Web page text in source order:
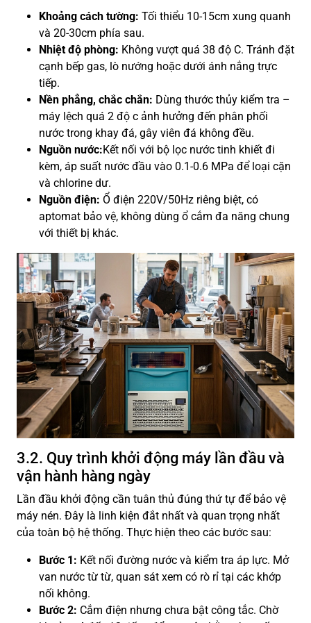
Khoảng cách tường: Tối thiểu 10-15cm xung quanh
và 20-30cm phía sau.
Nhiệt độ phòng: Không vượt quá 38 độ C. Tránh đặt
cạnh bếp gas, lò nướng hoặc dưới ánh nắng trực
tiếp.
Nền phẳng, chắc chắn: Dùng thước thủy kiểm tra –
máy lệch quá 2 độ c ảnh hưởng đến phân phối
nước trong khay đá, gây viên đá không đều.
Nguồn nước:Kết nối với bộ lọc nước tinh khiết đi
kèm, áp suất nước đầu vào 0.1-0.6 MPa để loại cặn
và chlorine dư.
Nguồn điện: Ổ điện 220V/50Hz riêng biệt, có
aptomat bảo vệ, không dùng ổ cắm đa năng chung
với thiết bị khác.
3.2. Quy trình khởi động máy lần đầu và
vận hành hàng ngày
Lần đầu khởi động cần tuân thủ đúng thứ tự để bảo vệ
máy nén. Đây là linh kiện đắt nhất và quan trọng nhất
của toàn bộ hệ thống. Thực hiện theo các bước sau:
Bước 1: Kết nối đường nước và kiểm tra áp lực. Mở
van nước từ từ, quan sát xem có rò rỉ tại các khớp
nối không.
Bước 2: Cắm điện nhưng chưa bật công tắc. Chờ